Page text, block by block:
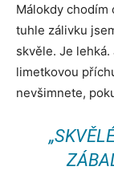
Málokdy chodím
tuhle zálivku
skvěle. Je
limetkovou
nevšimnete,